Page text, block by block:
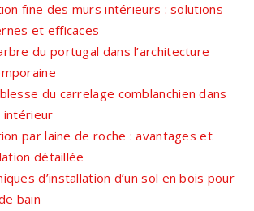
fine des murs intérieurs : solutions
et efficaces
du portugal dans l’architecture
du carrelage comblanchien dans
par laine de roche : avantages et
détaillée
d’installation d’un sol en bois pour
bain